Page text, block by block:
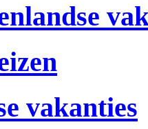
vakanties